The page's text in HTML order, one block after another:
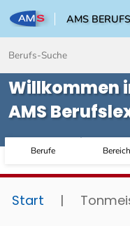
AMS
Willkommen
AMS
Berufe
Start |